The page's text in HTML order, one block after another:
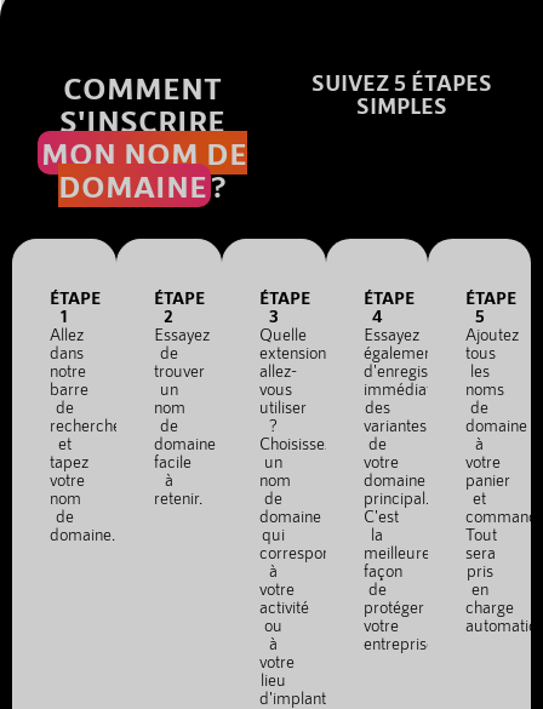
COMMENT
S'INSCRIRE
MON NOM DE
DOMAINE?
SUIVEZ 5 ÉTAPES
SIMPLES
ÉTAPE
1
Allez
dans
notre
barre
de
recherche
et
tapez
votre
nom
de
domaine.
ÉTAPE
2
Essayez
de
trouver
un
nom
de
domaine
facile
à
retenir.
ÉTAPE
3
Quelle
extension
allez-
vous
utiliser
?
Choisissez
un
nom
de
domaine
qui
correspond
à
votre
activité
ou
à
votre
lieu
d'implantation.
ÉTAPE
4
Essayez
également
d'enregistrer
immédiatement
des
variantes
de
votre
domaine
principal.
C'est
la
meilleure
façon
de
protéger
votre
entreprise.
ÉTAPE
5
Ajoutez
tous
les
noms
de
domaine
à
votre
panier
et
Tout
sera
pris
en
charge